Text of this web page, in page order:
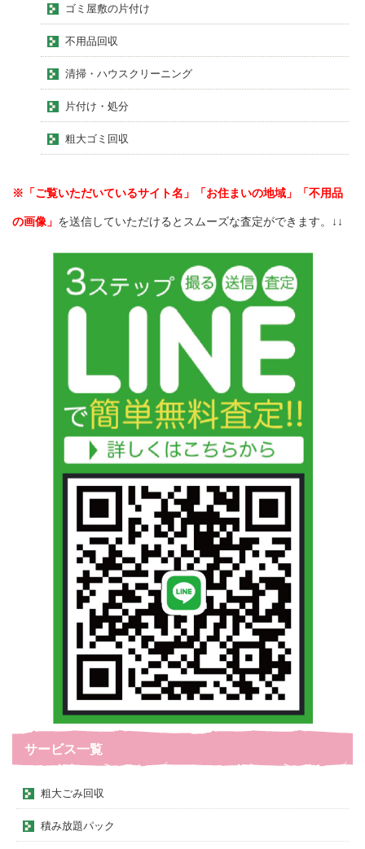
ゴミ屋敷の片付け
不用品回収
清掃・ハウスクリーニング
片付け・処分
粗大ゴミ回収
※「ご覧いただいているサイト名」「お住まいの地域」「不用品
の画像」 を送信していただけるとスムーズな査定ができます。↓↓
サービス一覧
粗大ごみ回収
積み放題パック